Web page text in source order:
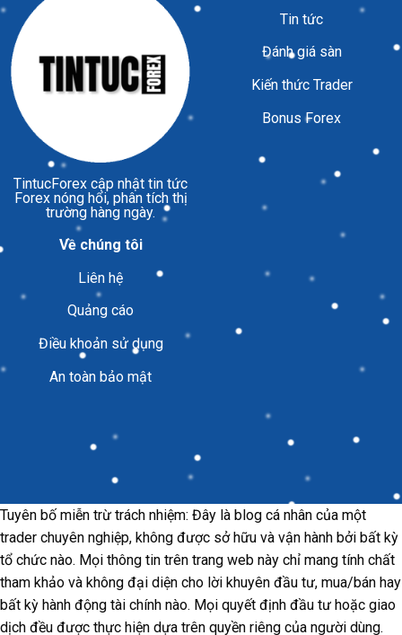
TintucForex cập nhật tin tức
Forex nóng hổi, phân tích thị
trường hàng ngày.
Tin tức
Đánh giá sàn
Kiến thức Trader
Bonus Forex
Về chúng tôi
Liên hệ
Quảng cáo
Điều khoản sử dụng
An toàn bảo mật
Tuyên bố miễn trừ trách nhiệm: Đây là blog cá nhân của một
trader chuyên nghiệp, không được sở hữu và vận hành bởi bất kỳ
tổ chức nào. Mọi thông tin trên trang web này chỉ mang tính chất
tham khảo và không đại diện cho lời khuyên đầu tư, mua/bán hay
bất kỳ hành động tài chính nào. Mọi quyết định đầu tư hoặc giao
dịch đều được thực hiện dựa trên quyền riêng của người dùng.